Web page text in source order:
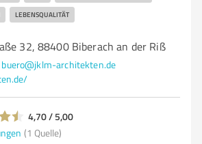
LEBENSQUALITÄT
32, 88400 Biberach an der Riß
buero@jklm-architekten.de
4,70 / 5,00
(1 Quelle)